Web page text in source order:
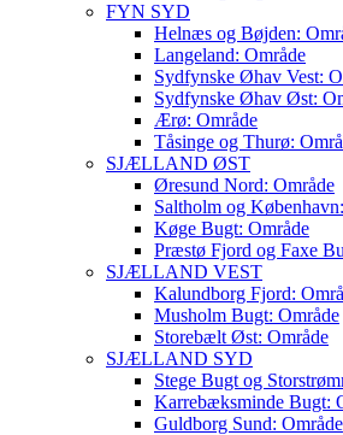
FYN SYD
Helnæs og Bøjden:
Langeland: Område
Sydfynske Øhav Vest:
Sydfynske Øhav Øst:
Ærø: Område
Tåsinge og Thurø:
SJÆLLAND ØST
Øresund Nord: Område
Saltholm og
Køge Bugt: Område
Præstø Fjord og Faxe
SJÆLLAND VEST
Kalundborg Fjord:
Musholm Bugt: Område
Storebælt Øst: Område
SJÆLLAND SYD
Stege Bugt og
Karrebæksminde Bugt:
Guldborg Sund: Område